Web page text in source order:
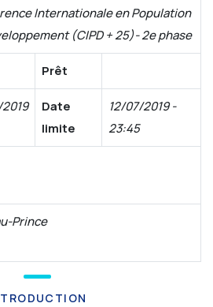
Internationale en Population
(CIPD + 25)- 2e phase
Prêt
Date
limite
12/07/2019 -
23:45
Prince